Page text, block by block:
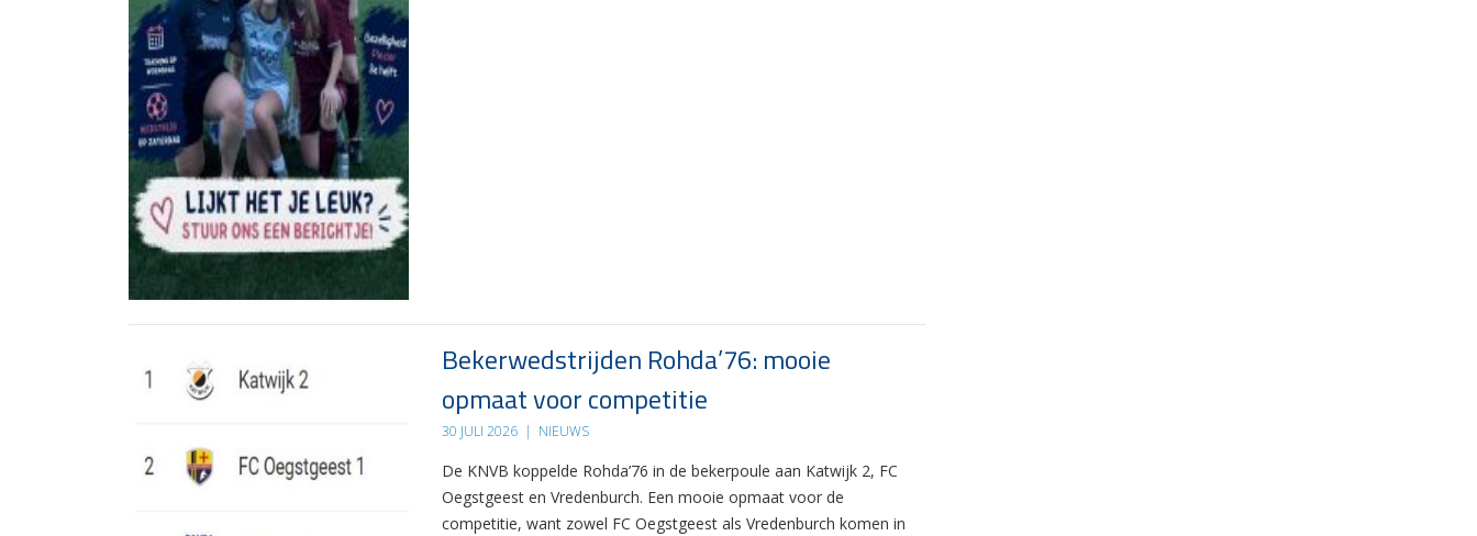
Bekerwedstrijden Rohda’76: mooie
opmaat voor competitie
30 JULI 2026 | NIEUWS
De KNVB koppelde Rohda’76 in de bekerpoule aan Katwijk 2, FC
Oegstgeest en Vredenburch. Een mooie opmaat voor de
competitie, want zowel FC Oegstgeest als Vredenburch komen in